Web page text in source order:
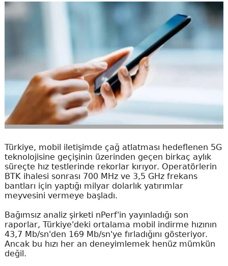
Türkiye, mobil iletişimde çağ atlatması hedeflenen 5G
teknolojisine geçişinin üzerinden geçen birkaç aylık
süreçte hız testlerinde rekorlar kırıyor. Operatörlerin
BTK ihalesi sonrası 700 MHz ve 3,5 GHz frekans
bantları için yaptığı milyar dolarlık yatırımlar
meyvesini vermeye başladı.
Bağımsız analiz şirketi nPerf'in yayınladığı son
raporlar, Türkiye'deki ortalama mobil indirme hızının
43,7 Mb/sn'den 169 Mb/sn'ye fırladığını gösteriyor.
Ancak bu hızı her an deneyimlemek henüz mümkün
değil.